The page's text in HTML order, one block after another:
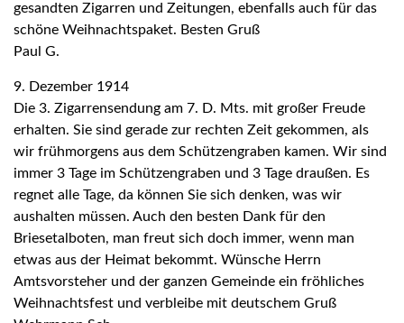
gesandten Zigarren und Zeitungen, ebenfalls auch für das
schöne Weihnachtspaket. Besten Gruß
Paul G.
9. Dezember 1914
Die 3. Zigarrensendung am 7. D. Mts. mit großer Freude
erhalten. Sie sind gerade zur rechten Zeit gekommen, als
wir frühmorgens aus dem Schützengraben kamen. Wir sind
immer 3 Tage im Schützengraben und 3 Tage draußen. Es
regnet alle Tage, da können Sie sich denken, was wir
aushalten müssen. Auch den besten Dank für den
Briesetalboten, man freut sich doch immer, wenn man
etwas aus der Heimat bekommt. Wünsche Herrn
Amtsvorsteher und der ganzen Gemeinde ein fröhliches
Weihnachtsfest und verbleibe mit deutschem Gruß